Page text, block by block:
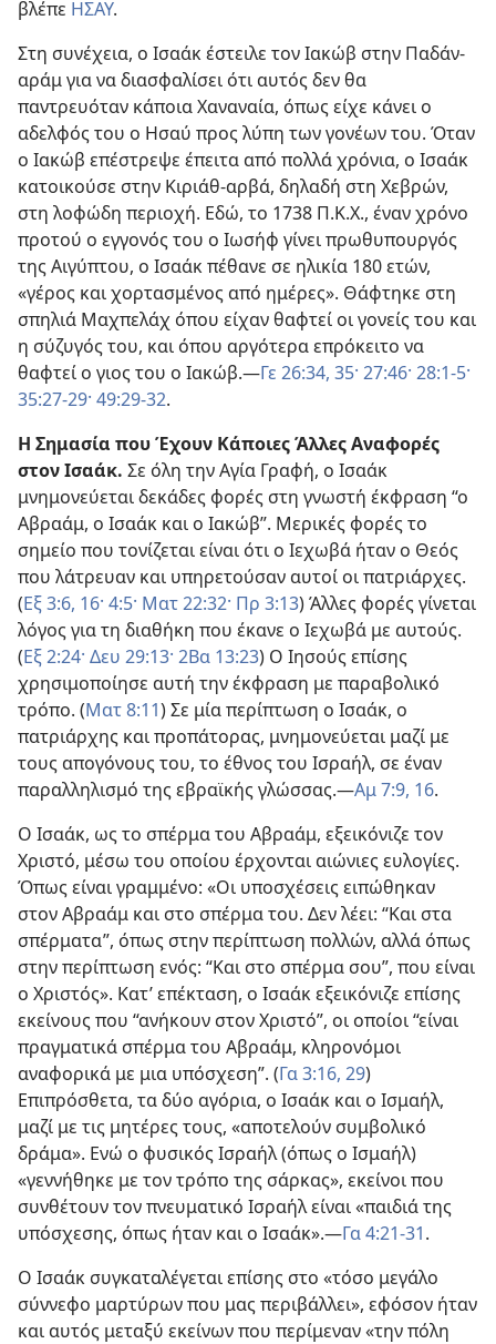
βλέπε ΗΣΑΥ.
Στη συνέχεια, ο Ισαάκ έστειλε τον Ιακώβ στην Παδάν-
αράμ για να διασφαλίσει ότι αυτός δεν θα
παντρευόταν κάποια Χαναναία, όπως είχε κάνει ο
αδελφός του ο Ησαύ προς λύπη των γονέων του. Όταν
ο Ιακώβ επέστρεψε έπειτα από πολλά χρόνια, ο Ισαάκ
κατοικούσε στην Κιριάθ-αρβά, δηλαδή στη Χεβρών,
στη λοφώδη περιοχή. Εδώ, το 1738 Π.Κ.Χ., έναν χρόνο
προτού ο εγγονός του ο Ιωσήφ γίνει πρωθυπουργός
της Αιγύπτου, ο Ισαάκ πέθανε σε ηλικία 180 ετών,
«γέρος και χορτασμένος από ημέρες». Θάφτηκε στη
σπηλιά Μαχπελάχ όπου είχαν θαφτεί οι γονείς του και
η σύζυγός του, και όπου αργότερα επρόκειτο να
θαφτεί ο γιος του ο Ιακώβ.—Γε 26:34, 35· 27:46· 28:1-5·
35:27-29· 49:29-32.
Η Σημασία που Έχουν Κάποιες Άλλες Αναφορές
στον Ισαάκ. Σε όλη την Αγία Γραφή, ο Ισαάκ
μνημονεύεται δεκάδες φορές στη γνωστή έκφραση “ο
Αβραάμ, ο Ισαάκ και ο Ιακώβ”. Μερικές φορές το
σημείο που τονίζεται είναι ότι ο Ιεχωβά ήταν ο Θεός
που λάτρευαν και υπηρετούσαν αυτοί οι πατριάρχες.
(Εξ 3:6, 16· 4:5· Ματ 22:32· Πρ 3:13) Άλλες φορές γίνεται
λόγος για τη διαθήκη που έκανε ο Ιεχωβά με αυτούς.
(Εξ 2:24· Δευ 29:13· 2Βα 13:23) Ο Ιησούς επίσης
χρησιμοποίησε αυτή την έκφραση με παραβολικό
τρόπο. (Ματ 8:11) Σε μία περίπτωση ο Ισαάκ, ο
πατριάρχης και προπάτορας, μνημονεύεται μαζί με
τους απογόνους του, το έθνος του Ισραήλ, σε έναν
παραλληλισμό της εβραϊκής γλώσσας.—Αμ 7:9, 16.
Ο Ισαάκ, ως το σπέρμα του Αβραάμ, εξεικόνιζε τον
Χριστό, μέσω του οποίου έρχονται αιώνιες ευλογίες.
Όπως είναι γραμμένο: «Οι υποσχέσεις ειπώθηκαν
στον Αβραάμ και στο σπέρμα του. Δεν λέει: “Και στα
σπέρματα”, όπως στην περίπτωση πολλών, αλλά όπως
στην περίπτωση ενός: “Και στο σπέρμα σου”, που είναι
ο Χριστός». Κατ’ επέκταση, ο Ισαάκ εξεικόνιζε επίσης
εκείνους που “ανήκουν στον Χριστό”, οι οποίοι “είναι
πραγματικά σπέρμα του Αβραάμ, κληρονόμοι
αναφορικά με μια υπόσχεση”. (Γα 3:16, 29)
Επιπρόσθετα, τα δύο αγόρια, ο Ισαάκ και ο Ισμαήλ,
μαζί με τις μητέρες τους, «αποτελούν συμβολικό
δράμα». Ενώ ο φυσικός Ισραήλ (όπως ο Ισμαήλ)
«γεννήθηκε με τον τρόπο της σάρκας», εκείνοι που
συνθέτουν τον πνευματικό Ισραήλ είναι «παιδιά της
υπόσχεσης, όπως ήταν και ο Ισαάκ».—Γα 4:21-31.
Ο Ισαάκ συγκαταλέγεται επίσης στο «τόσο μεγάλο
σύννεφο μαρτύρων που μας περιβάλλει», εφόσον ήταν
και αυτός μεταξύ εκείνων που περίμεναν «την πόλη